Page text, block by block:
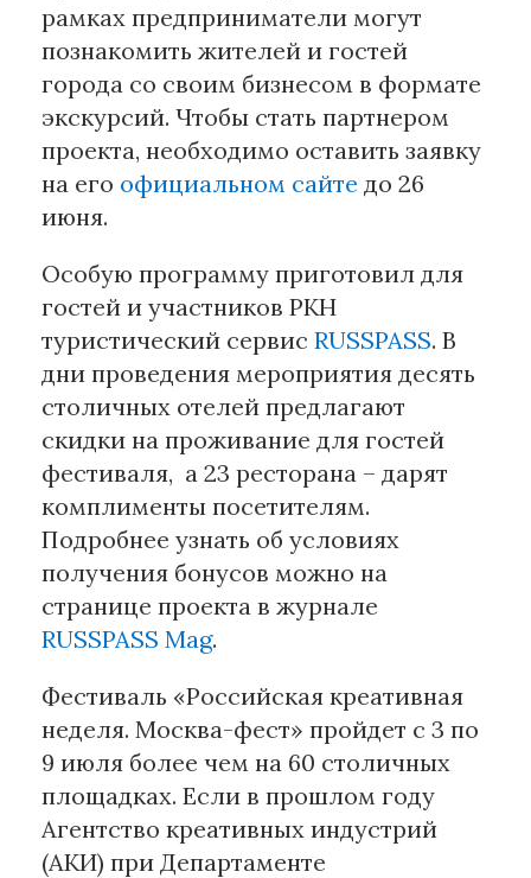
рамках предприниматели могут
познакомить жителей и гостей
города со своим бизнесом в формате
экскурсий. Чтобы стать партнером
проекта, необходимо оставить заявку
на его официальном сайте до 26
июня.
Особую программу приготовил для
гостей и участников РКН
туристический сервис RUSSPASS. В
дни проведения мероприятия десять
столичных отелей предлагают
скидки на проживание для гостей
фестиваля, а 23 ресторана – дарят
комплименты посетителям.
Подробнее узнать об условиях
получения бонусов можно на
странице проекта в журнале
RUSSPASS Mag.
Фестиваль «Российская креативная
неделя. Москва-фест» пройдет с 3 по
9 июля более чем на 60 столичных
площадках. Если в прошлом году
Агентство креативных индустрий
(АКИ) при Департаменте